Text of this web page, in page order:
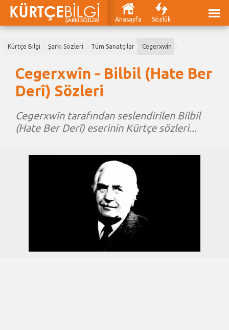
Anasayfa Sözlük
Kürtçe Bilgi Şarkı Sözleri Tüm Sanatçılar Cegerxwîn
Cegerxwîn - Bilbil (Hate Ber
Derî) Sözleri
Cegerxwîn tarafından seslendirilen Bilbil
(Hate Ber Derî) eserinin Kürtçe sözleri...